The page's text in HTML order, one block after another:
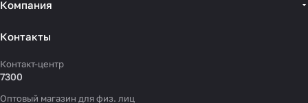
Компания
Контакты
Контакт-центр
7300
Оптовый магазин для физ. лиц